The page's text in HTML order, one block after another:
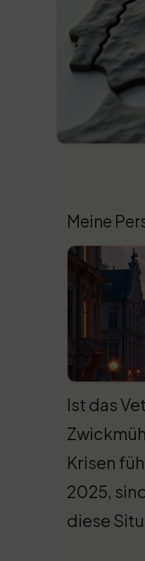
Meine
Ist das
Krisen
2025,
diese